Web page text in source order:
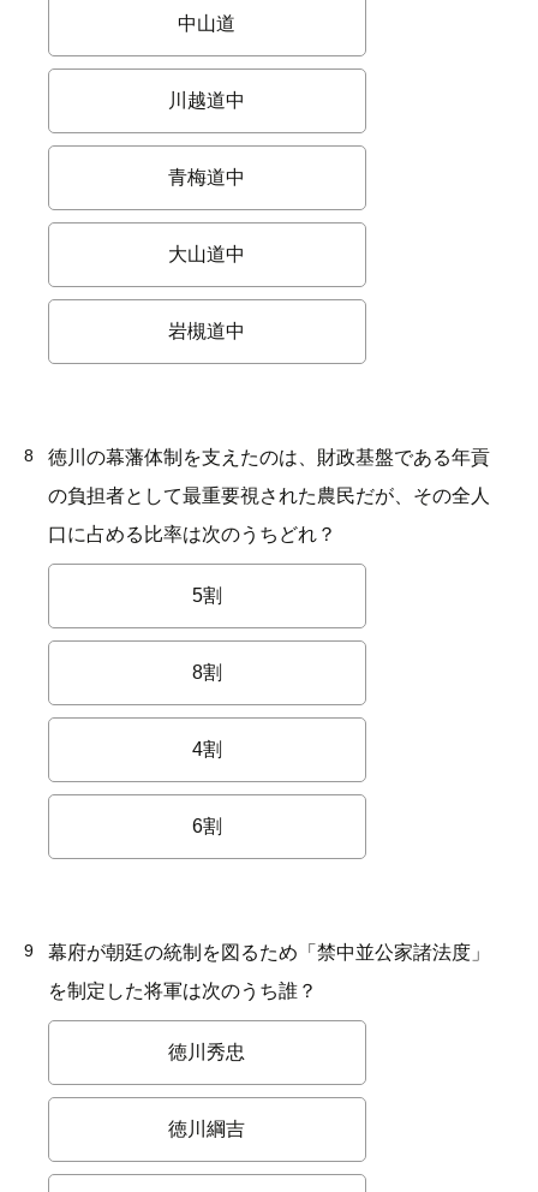
中山道
川越道中
青梅道中
大山道中
岩槻道中
8
徳川の幕藩体制を支えたのは、財政基盤である年貢
の負担者として最重要視された農民だが、その全人
口に占める比率は次のうちどれ？
5割
8割
4割
6割
9
幕府が朝廷の統制を図るため「禁中並公家諸法度」
を制定した将軍は次のうち誰？
徳川秀忠
徳川綱吉